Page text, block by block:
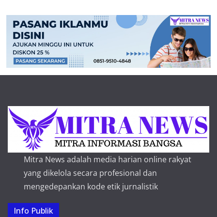
Mitra News adalah media harian online rakyat
yang dikelola secara profesional dan
mengedepankan kode etik jurnalistik
Info Publik